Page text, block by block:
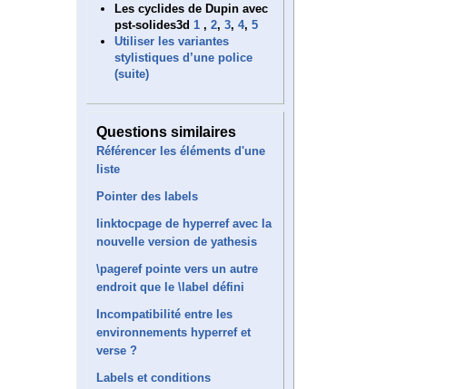
Les cyclides de Dupin avec
pst-solides3d 1 , 2, 3, 4, 5
Utiliser les variantes
stylistiques d’une police
(suite)
Questions similaires
Référencer les éléments d'une
liste
Pointer des labels
linktocpage de hyperref avec la
nouvelle version de yathesis
\pageref pointe vers un autre
endroit que le \label défini
Incompatibilité entre les
environnements hyperref et
verse ?
Labels et conditions